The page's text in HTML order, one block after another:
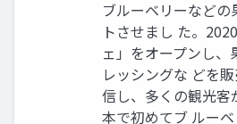
ブルーベリーなど
トさせまし た。
ェ」をオープンし
レッシングな どを
信し、多くの観光客
本で初めてブ ルー